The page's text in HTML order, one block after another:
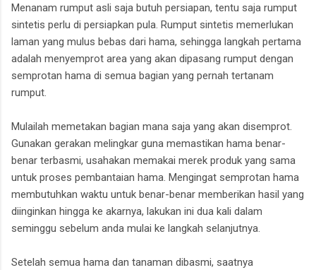
Menanam rumput asli saja butuh persiapan, tentu saja rumput
sintetis perlu di persiapkan pula. Rumput sintetis memerlukan
laman yang mulus bebas dari hama, sehingga langkah pertama
adalah menyemprot area yang akan dipasang rumput dengan
semprotan hama di semua bagian yang pernah tertanam
rumput.
Mulailah memetakan bagian mana saja yang akan disemprot.
Gunakan gerakan melingkar guna memastikan hama benar-
benar terbasmi, usahakan memakai merek produk yang sama
untuk proses pembantaian hama. Mengingat semprotan hama
membutuhkan waktu untuk benar-benar memberikan hasil yang
diinginkan hingga ke akarnya, lakukan ini dua kali dalam
seminggu sebelum anda mulai ke langkah selanjutnya.
Setelah semua hama dan tanaman dibasmi, saatnya